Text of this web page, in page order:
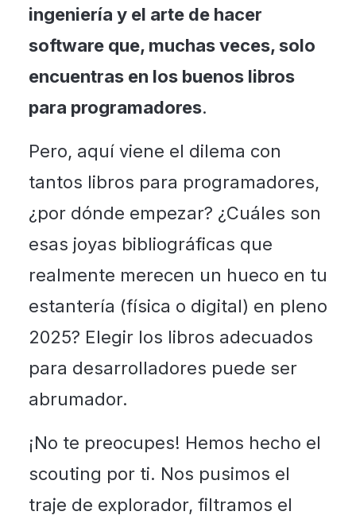
ingeniería y el arte de hacer
software que, muchas veces, solo
encuentras en los buenos libros
para programadores.
Pero, aquí viene el dilema con
tantos libros para programadores,
¿por dónde empezar? ¿Cuáles son
esas joyas bibliográficas que
realmente merecen un hueco en tu
estantería (física o digital) en pleno
2025? Elegir los libros adecuados
para desarrolladores puede ser
abrumador.
¡No te preocupes! Hemos hecho el
scouting por ti. Nos pusimos el
traje de explorador, filtramos el